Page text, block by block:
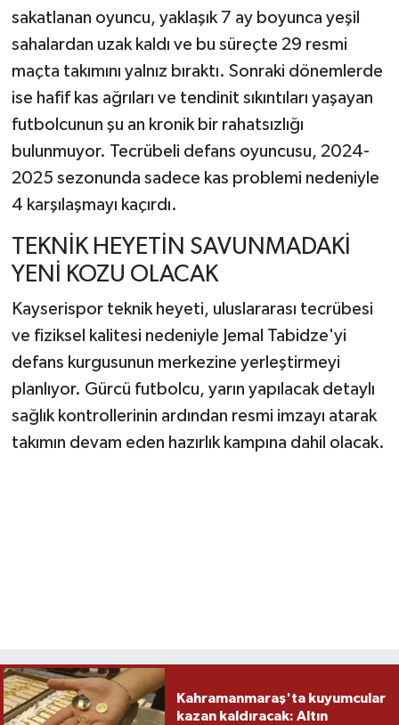
sakatlanan oyuncu, yaklaşık 7 ay boyunca yeşil
sahalardan uzak kaldı ve bu süreçte 29 resmi
maçta takımını yalnız bıraktı. Sonraki dönemlerde
ise hafif kas ağrıları ve tendinit sıkıntıları yaşayan
futbolcunun şu an kronik bir rahatsızlığı
bulunmuyor. Tecrübeli defans oyuncusu, 2024-
2025 sezonunda sadece kas problemi nedeniyle
4 karşılaşmayı kaçırdı.
TEKNİK HEYETİN SAVUNMADAKİ
YENİ KOZU OLACAK
Kayserispor teknik heyeti, uluslararası tecrübesi
ve fiziksel kalitesi nedeniyle Jemal Tabidze'yi
defans kurgusunun merkezine yerleştirmeyi
planlıyor. Gürcü futbolcu, yarın yapılacak detaylı
sağlık kontrollerinin ardından resmi imzayı atarak
takımın devam eden hazırlık kampına dahil olacak.
Kahramanmaraş'ta kuyumcular
kazan kaldıracak: Altın